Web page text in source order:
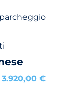
3.920,00 €